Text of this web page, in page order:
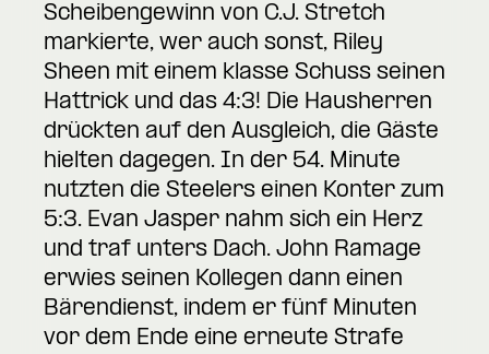
Scheibengewinn von C.J. Stretch
markierte, wer auch sonst, Riley
Sheen mit einem klasse Schuss seinen
Hattrick und das 4:3! Die Hausherren
drückten auf den Ausgleich, die Gäste
hielten dagegen. In der 54. Minute
nutzten die Steelers einen Konter zum
5:3. Evan Jasper nahm sich ein Herz
und traf unters Dach. John Ramage
erwies seinen Kollegen dann einen
Bärendienst, indem er fünf Minuten
vor dem Ende eine erneute Strafe